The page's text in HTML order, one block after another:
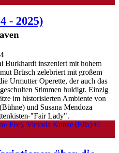
- 2025)
Burkhardt inszeniert mit hohem
Brüsch zelebriert mit großem
Urmutter Operette, der auch das
Stimmen huldigt. Einzig
im historisierten Ambiente von
und Susana Mendoza
"Fair Lady".